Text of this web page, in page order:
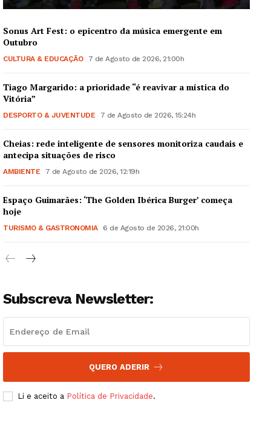
Institucional
Europa
Publicidade
Sonus Art Fest: o epicentro da música emergente em
Outubro
CULTURA & EDUCAÇÃO 7 de Agosto de 2026, 21:00h
Tiago Margarido: a prioridade “é reavivar a mística do
Vitória”
DESPORTO & JUVENTUDE 7 de Agosto de 2026, 15:24h
Cheias: rede inteligente de sensores monitoriza caudais e
antecipa situações de risco
AMBIENTE 7 de Agosto de 2026, 12:19h
Espaço Guimarães: ‘The Golden Ibérica Burger’ começa
hoje
TURISMO & GASTRONOMIA 6 de Agosto de 2026, 21:00h
Subscreva Newsletter:
QUERO ADERIR
Li e aceito a Política de Privacidade.